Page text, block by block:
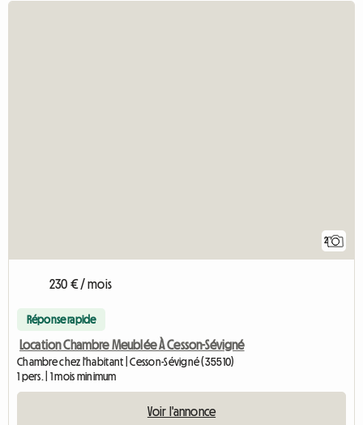
2
230 € / mois
Réponse rapide
Location Chambre Meublée À Cesson-Sévigné
Chambre chez l'habitant | Cesson-Sévigné (35510)
1 pers. | 1 mois minimum
Voir l'annonce